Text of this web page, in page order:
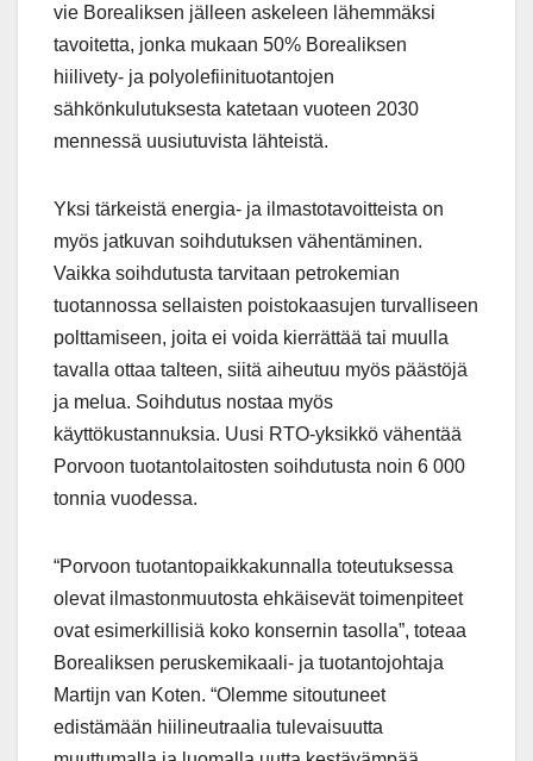
vie Borealiksen jälleen askeleen lähemmäksi
tavoitetta, jonka mukaan 50% Borealiksen
hiilivety- ja polyolefiinituotantojen
sähkönkulutuksesta katetaan vuoteen 2030
mennessä uusiutuvista lähteistä.
Yksi tärkeistä energia- ja ilmastotavoitteista on
myös jatkuvan soihdutuksen vähentäminen.
Vaikka soihdutusta tarvitaan petrokemian
tuotannossa sellaisten poistokaasujen turvalliseen
polttamiseen, joita ei voida kierrättää tai muulla
tavalla ottaa talteen, siitä aiheutuu myös päästöjä
ja melua. Soihdutus nostaa myös
käyttökustannuksia. Uusi RTO-yksikkö vähentää
Porvoon tuotantolaitosten soihdutusta noin 6 000
tonnia vuodessa.
“Porvoon tuotantopaikkakunnalla toteutuksessa
olevat ilmastonmuutosta ehkäisevät toimenpiteet
ovat esimerkillisiä koko konsernin tasolla”, toteaa
Borealiksen peruskemikaali- ja tuotantojohtaja
Martijn van Koten. “Olemme sitoutuneet
edistämään hiilineutraalia tulevaisuutta